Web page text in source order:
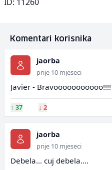
Komentari korisnika
jaorba
prije 10 mjeseci
Javier - Bravooooooooooo!!!!
↑ 37 ↓ 2
jaorba
prije 10 mjeseci
Debela... cuj debela....